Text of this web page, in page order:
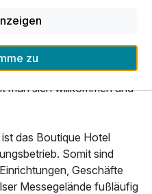
Direktorin und der
begeistern Gäste.
man sich willkommen und
das Boutique Hotel
Somit sind
Geschäfte
Messegelände fußläufig
zu